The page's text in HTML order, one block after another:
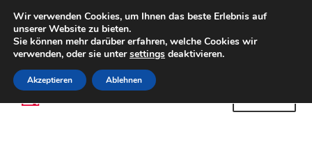
LIEFERUNG ab 6 EUR
Weltweiter Versand
(800) 500 564Mo-Fr 9-16 Uhr
Zur
Navigation
Zum
Inhalt
Wir verwenden Cookies, um Ihnen das beste Erlebnis auf
unserer Website zu bieten.
Sie können mehr darüber erfahren, welche Cookies wir
verwenden, oder sie untersettings deaktivieren.
Akzeptieren Ablehnen